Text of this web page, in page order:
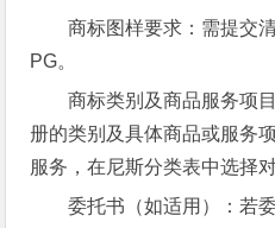
商标图样要求：需提交
PG。
商标类别及商品服务项
册的类别及具体商品或服务
服务，在尼斯分类表中选择
委托书（如适用）：若